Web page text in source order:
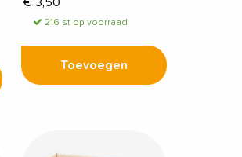
216 st op voorraad
Toevoegen